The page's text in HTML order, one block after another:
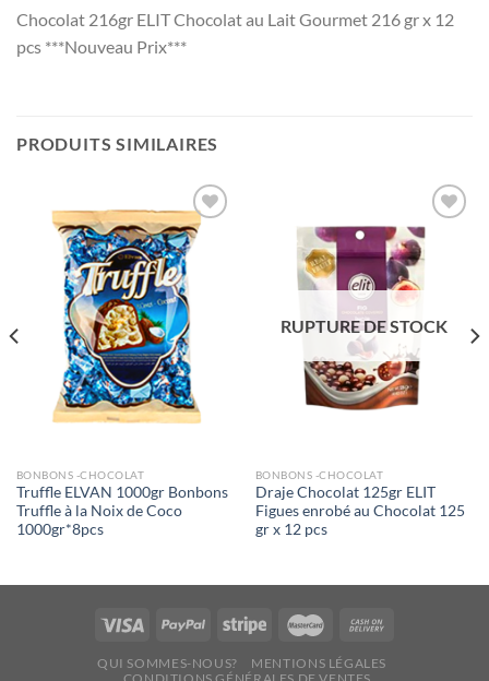
Chocolat 216gr ELIT Chocolat au Lait Gourmet 216 gr x 12
pcs ***Nouveau Prix***
PRODUITS SIMILAIRES
Ajouter
à la liste
souhaits
BONBONS -CHOCOLAT
Truffle ELVAN 1000gr Bonbons
Truffle à la Noix de Coco
1000gr*8pcs
Ajouter
à la liste
souhaits
RUPTURE DE STOCK
BONBONS -CHOCOLAT
Draje Chocolat 125gr ELIT
Figues enrobé au Chocolat 125
gr x 12 pcs
QUI SOMMES-NOUS?
MENTIONS LÉGALES